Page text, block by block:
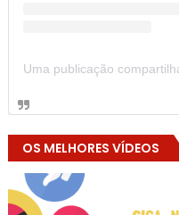
OS MELHORES VÍDEOS